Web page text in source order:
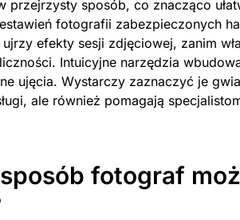
przejrzysty sposób, co znacząco
fotografii zabezpieczonych
ujrzy efekty sesji zdjęciowej, zanim
Intuicyjne narzędzia
ujęcia. Wystarczy zaznaczyć je
ale również pomagają
fotograf